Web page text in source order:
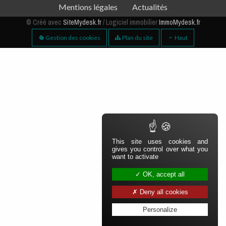
Mentions légales
Actualités
Aparté basse
© Créé avec SiteMydesk.fr/ Logiciel immobilierImmoMydesk.fr
Gestion des cookies Plan du site Haut
This site uses cookies and
gives you control over what you
want to activate
OK, accept all
Deny all cookies
Personalize